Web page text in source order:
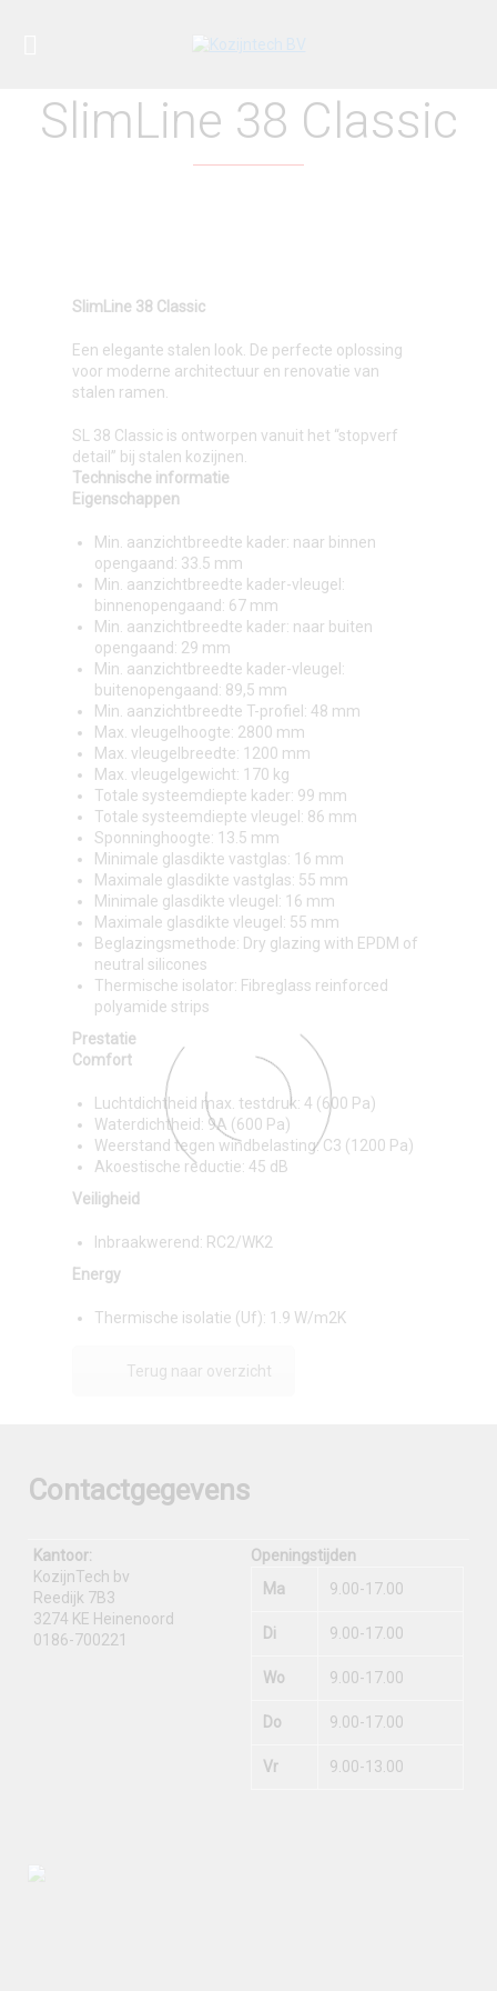
SlimLine 38 Classic
SlimLine 38 Classic
Een elegante stalen look. De perfecte oplossing
voor moderne architectuur en renovatie van
stalen ramen.
SL 38 Classic is ontworpen vanuit het “stopverf
detail” bij stalen kozijnen.
Technische informatie
Eigenschappen
Min. aanzichtbreedte kader: naar binnen
opengaand: 33.5 mm
Min. aanzichtbreedte kader-vleugel:
binnenopengaand: 67 mm
Min. aanzichtbreedte kader: naar buiten
opengaand: 29 mm
Min. aanzichtbreedte kader-vleugel:
buitenopengaand: 89,5 mm
Min. aanzichtbreedte T-profiel: 48 mm
Max. vleugelhoogte: 2800 mm
Max. vleugelbreedte: 1200 mm
Max. vleugelgewicht: 170 kg
Totale systeemdiepte kader: 99 mm
Totale systeemdiepte vleugel: 86 mm
Sponninghoogte: 13.5 mm
Minimale glasdikte vastglas: 16 mm
Maximale glasdikte vastglas: 55 mm
Minimale glasdikte vleugel: 16 mm
Maximale glasdikte vleugel: 55 mm
Beglazingsmethode: Dry glazing with EPDM of
neutral silicones
Thermische isolator: Fibreglass reinforced
polyamide strips
Prestatie
Comfort
Luchtdichtheid max. testdruk: 4 (600 Pa)
Waterdichtheid: 9A (600 Pa)
Weerstand tegen windbelasting: C3 (1200 Pa)
Akoestische reductie: 45 dB
Veiligheid
Inbraakwerend: RC2/WK2
Energy
Thermische isolatie (Uf): 1.9 W/m2K
Terug naar overzicht
Contactgegevens
Kantoor:
KozijnTech bv
Reedijk 7B3
3274 KE Heinenoord
0186-700221
Openingstijden
Ma
9.00-17.00
Di 9.00-17.00
Wo 9.00-17.00
Do 9.00-17.00
Vr 9.00-13.00